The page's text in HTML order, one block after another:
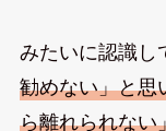
みたいに認識し
勧めない」と思
ら離れられない